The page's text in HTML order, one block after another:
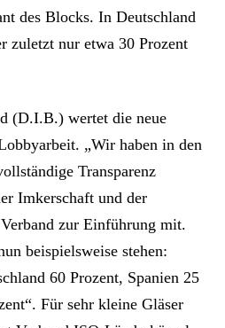
des Blocks. In Deutschland
zuletzt nur etwa 30 Prozent
(D.I.B.) wertet die neue
„Wir haben in den
Transparenz
Imkerschaft und der
zur Einführung mit.
beispielsweise stehen:
60 Prozent, Spanien 25
Für sehr kleine Gläser